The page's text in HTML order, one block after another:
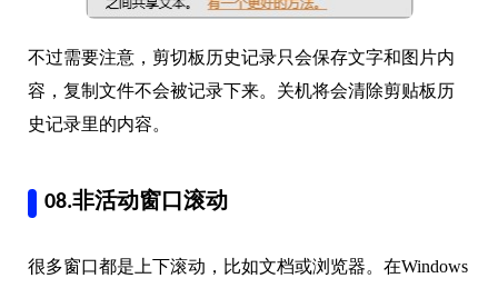
不过需要注意，剪切板历史记录只会保存文字和图片内
容，复制文件不会被记录下来。关机将会清除剪贴板历
史记录里的内容。
08.非活动窗口滚动
很多窗口都是上下滚动，比如文档或浏览器。在Windows